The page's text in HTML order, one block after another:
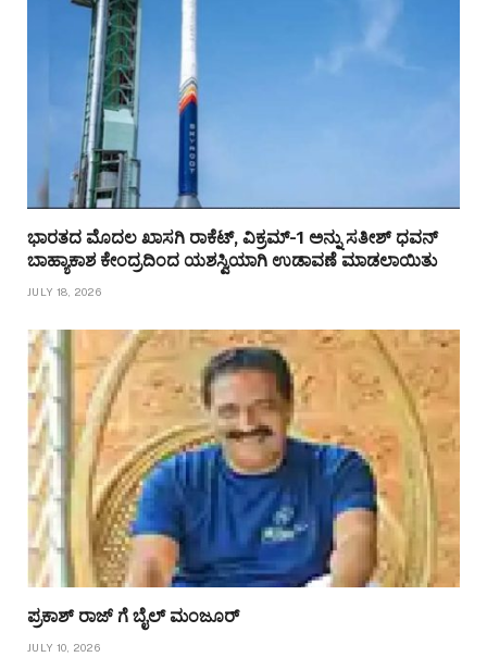
ಭಾರತದ ಮೊದಲ ಖಾಸಗಿ ರಾಕೆಟ್, ವಿಕ್ರಮ್-1 ಅನ್ನು ಸತೀಶ್ ಧವನ್
ಬಾಹ್ಯಾಕಾಶ ಕೇಂದ್ರದಿಂದ ಯಶಸ್ವಿಯಾಗಿ ಉಡಾವಣೆ ಮಾಡಲಾಯಿತು
JULY 18, 2026
ಪ್ರಕಾಶ್ ರಾಜ್ ಗೆ ಬೈಲ್ ಮಂಜೂರ್
JULY 10, 2026